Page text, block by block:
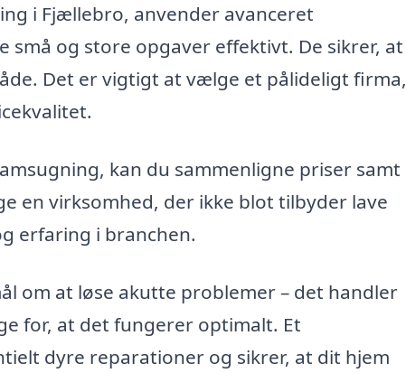
i Fjællebro, anvender avanceret
og store opgaver effektivt. De sikrer, at
Det er vigtigt at vælge et pålideligt firma,
kan du sammenligne priser samt
en virksomhed, der ikke blot tilbyder lave
erfaring i branchen.
om at løse akutte problemer – det handler
for, at det fungerer optimalt. Et
dyre reparationer og sikrer, at dit hjem